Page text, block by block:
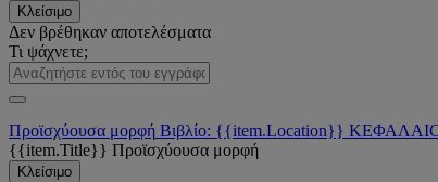
Κλείσιμο
Δεν βρέθηκαν αποτελέσματα
Τι ψάχνετε;
Προϊσχύουσα μορφή Βιβλίο: {{item.Location}}
{{item.Title}} Προϊσχύουσα μορφή
Κλείσιμο